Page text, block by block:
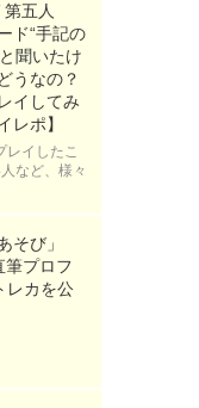
第五人
ド“手記の
聞いたけ
うなの？
イしてみ
レポ】
レイしたこ
など、様々
そび」
筆プロフ
レカを公